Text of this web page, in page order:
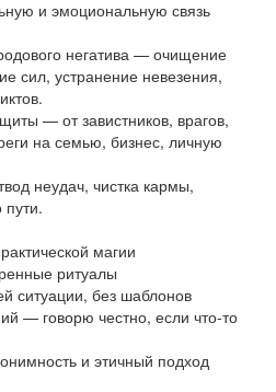
и эмоциональную связь
негатива — очищение
сил, устранение невезения,
— от завистников, врагов,
на семью, бизнес, личную
неудач, чистка кармы,
пути.
магии
ритуалы
ситуации, без шаблонов
— говорю честно, если что-то
и этичный подход